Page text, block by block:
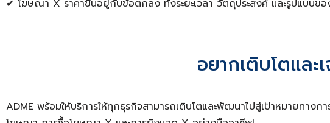
✔ โฆษณา X ราคาขึ้นอยู่กับข้อตกลง ทั้งระยะเวลา วัตถุประสงค์ และรูปแบบข
อยากเติบโตและ
ADME พร้อมให้บริการให้ทุกธุรกิจสามารถเติบโตและพัฒนาไปสู่เป้าหมายท